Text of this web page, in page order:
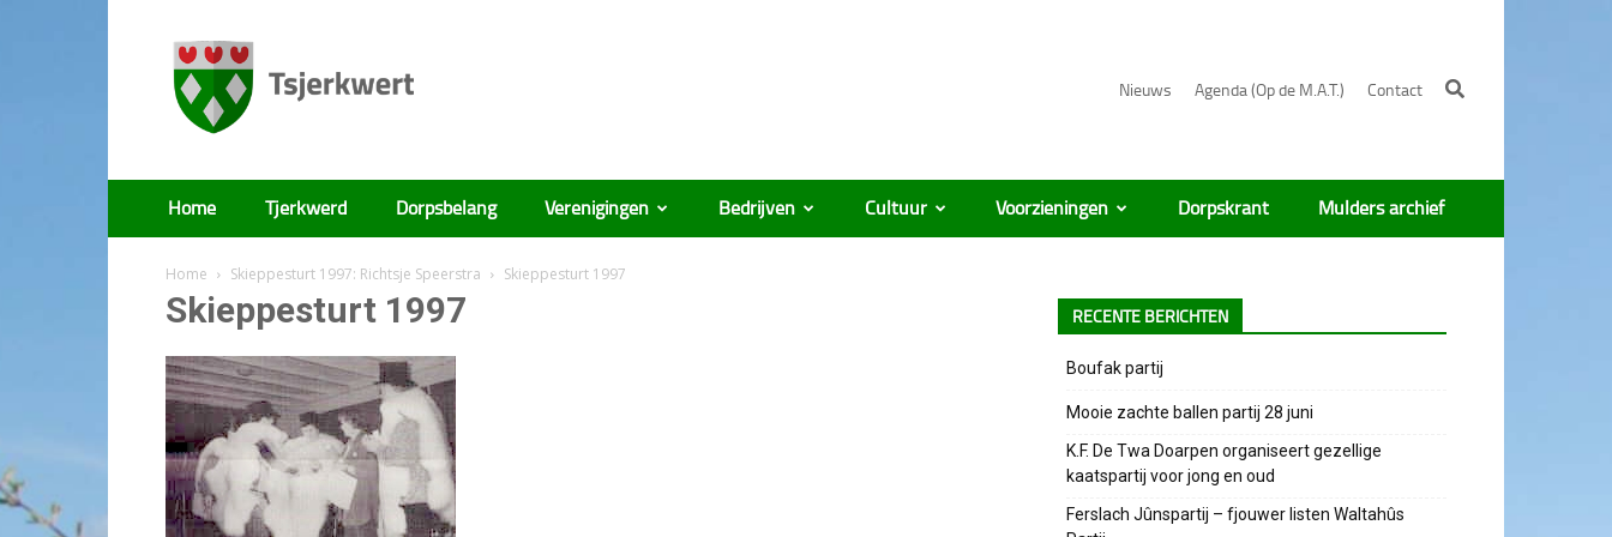
Nieuws Agenda (Op de M.A.T.) Contact
Tsjerkwert
Home Tjerkwerd Dorpsbelang Verenigingen Bedrijven Cultuur Voorzieningen Dorpskrant Mulders archief
Home Skieppesturt 1997: Richtsje Speerstra Skieppesturt 1997
Skieppesturt 1997 RECENTE BERICHTEN
Boufak partij
Mooie zachte ballen partij 28 juni
K.F. De Twa Doarpen organiseert gezellige
kaatspartij voor jong en oud
Ferslach Jûnspartij – fjouwer listen Waltahûs